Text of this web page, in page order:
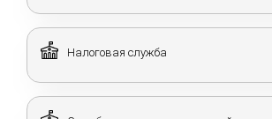
Налоговая служба